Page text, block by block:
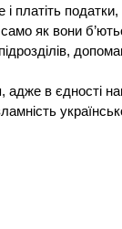
як вони
адже в єдності